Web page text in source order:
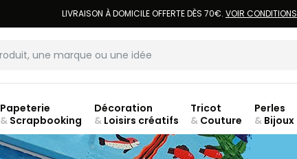
LIVRAISON À DOMICILE OFFERTE DÈS 70€. VOIR CONDITIONS
Papeterie
&Scrapbooking
Décoration
&Loisirs créatifs
Tricot
& Couture
Perles
& Bijoux